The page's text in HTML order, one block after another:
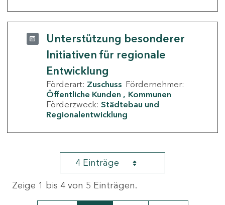
Unterstützung besonderer
Initiativen für regionale
Entwicklung
Förderart: Zuschuss Fördernehmer:
Öffentliche Kunden
Kommunen
Förderzweck: Städtebau und
Regionalentwicklung
4 Einträge
Zeige 1 bis 4 von 5 Einträgen.